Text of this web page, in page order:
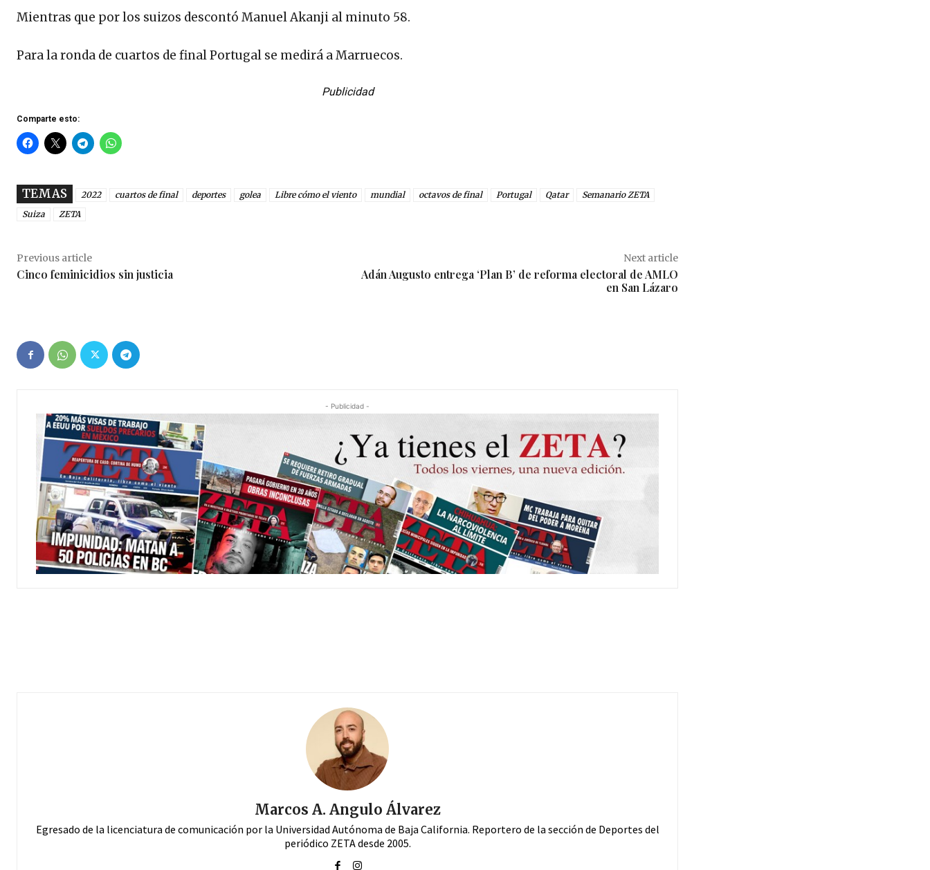
Mientras que por los suizos descontó Manuel Akanji al minuto 58.
Para la ronda de cuartos de final Portugal se medirá a Marruecos.
Publicidad
Comparte esto:
TEMAS 2022 cuartos de final deportes golea Libre cómo el viento mundial octavos de final Portugal Qatar
Semanario ZETA
Suiza
ZETA
Previous article
Cinco feminicidios sin justicia
Next article
Adán Augusto entrega ‘Plan B’ de reforma electoral de AMLO
en San Lázaro
- Publicidad -
Marcos A. Angulo Álvarez
Egresado de la licenciatura de comunicación por la Universidad Autónoma de Baja California. Reportero de la sección de Deportes del
periódico ZETA desde 2005.